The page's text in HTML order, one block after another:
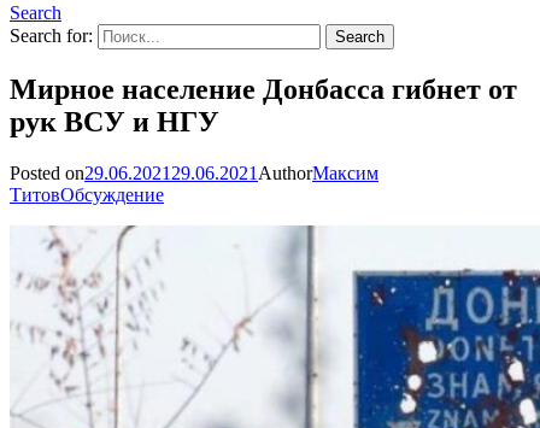
Search
Search for:
Мирное население Донбасса гибнет от
рук ВСУ и НГУ
Posted on29.06.2021 29.06.2021 AuthorМаксим
ТитовОбсуждение